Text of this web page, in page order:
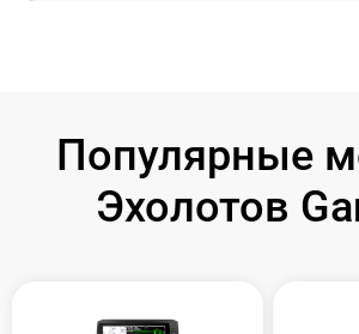
Популярные
Эхолотов